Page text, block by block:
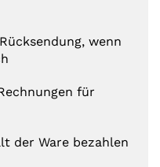
wenn
für
der Ware bezahlen